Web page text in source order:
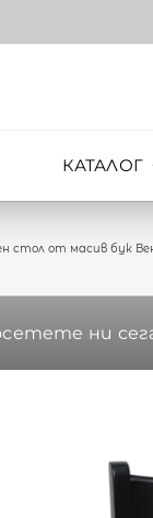
КАТАЛОГ
стол от масив бук
ни